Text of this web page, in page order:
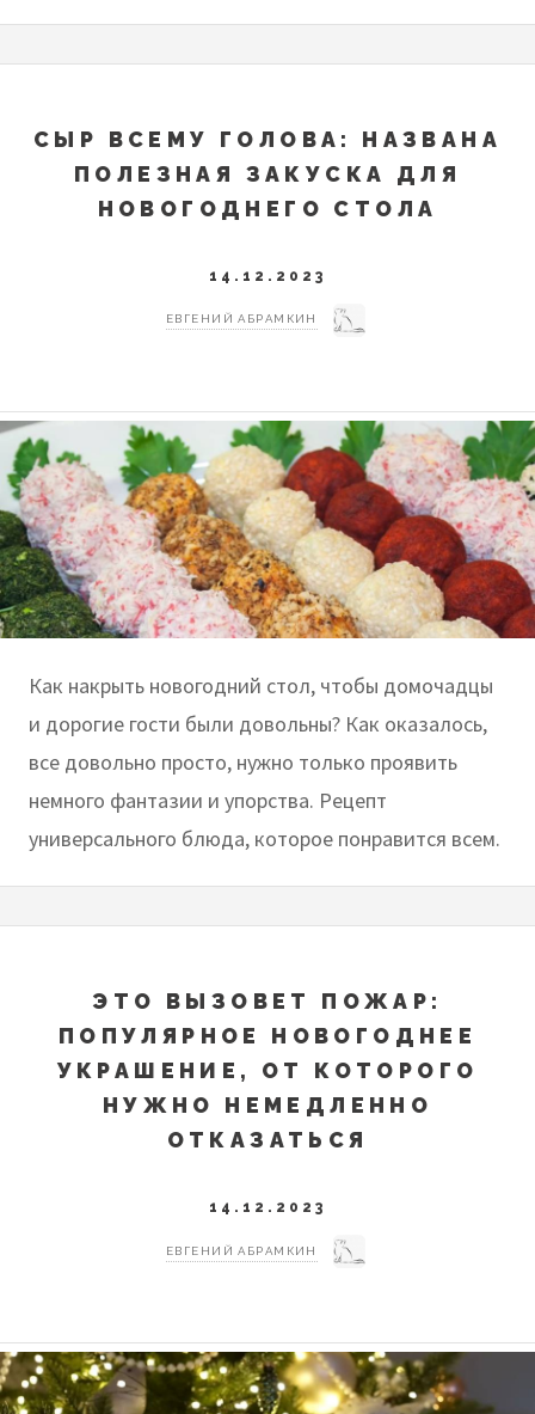
СЫР ВСЕМУ ГОЛОВА: НАЗВАНА
ПОЛЕЗНАЯ ЗАКУСКА ДЛЯ
НОВОГОДНЕГО СТОЛА
14.12.2023
ЕВГЕНИЙ АБРАМКИН
Как накрыть новогодний стол, чтобы домочадцы
и дорогие гости были довольны? Как оказалось,
все довольно просто, нужно только проявить
немного фантазии и упорства. Рецепт
универсального блюда, которое понравится всем.
ЭТО ВЫЗОВЕТ ПОЖАР:
ПОПУЛЯРНОЕ НОВОГОДНЕЕ
УКРАШЕНИЕ, ОТ КОТОРОГО
НУЖНО НЕМЕДЛЕННО
ОТКАЗАТЬСЯ
14.12.2023
ЕВГЕНИЙ АБРАМКИН